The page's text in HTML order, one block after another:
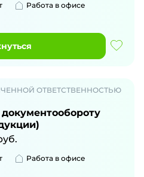
Работа в офисе
ОТВЕТСТВЕННОСТЬЮ
Работа в офисе